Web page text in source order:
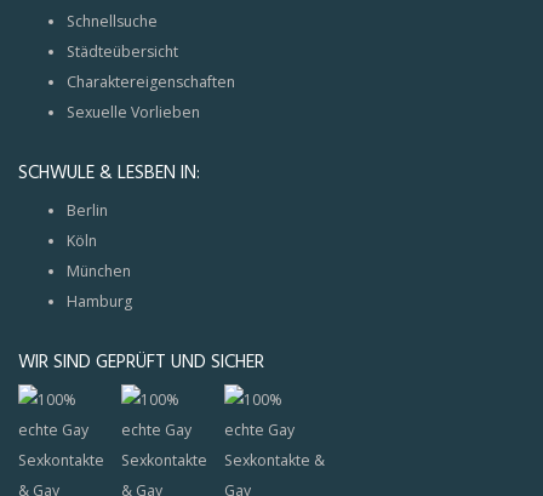
Schnellsuche
Städteübersicht
Charaktereigenschaften
Sexuelle Vorlieben
SCHWULE & LESBEN IN:
Berlin
Köln
München
Hamburg
WIR SIND GEPRÜFT UND SICHER